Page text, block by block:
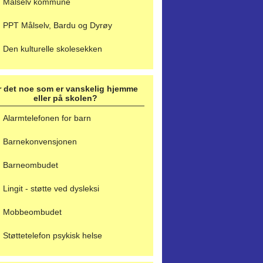
PPT Målselv, Bardu og Dyrøy
Den kulturelle skolesekken
det noe som er vanskelig hjemme
eller på skolen?
Alarmtelefonen for barn
Barnekonvensjonen
Barneombudet
Lingit - støtte ved dysleksi
Mobbeombudet
Støttetelefon psykisk helse